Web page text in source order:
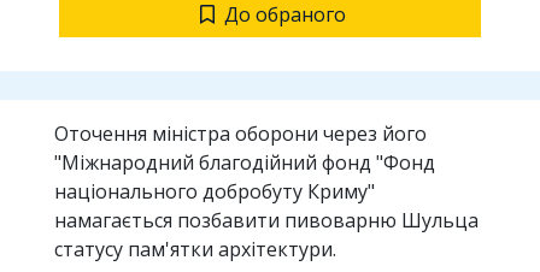
До обраного
Оточення міністра оборони через його
"Міжнародний благодійний фонд "Фонд
національного добробуту Криму"
намагається позбавити пивоварню Шульца
статусу пам'ятки архітектури.